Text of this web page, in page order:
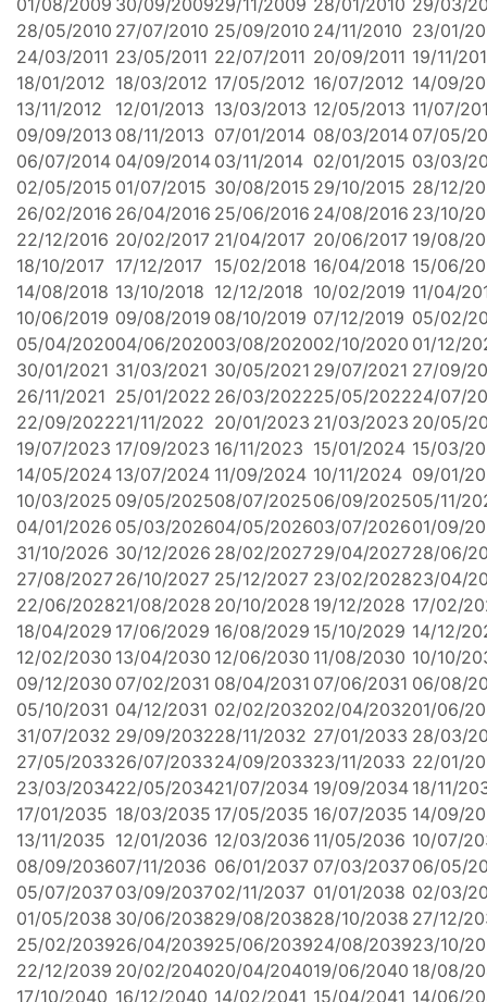
01/08/2009 30/09/200929/11/2009 28/01/2010 29/03/
28/05/2010 27/07/2010 25/09/2010 24/11/2010 23/01/
24/03/2011 23/05/2011 22/07/2011 20/09/2011 19/11/
18/01/2012 18/03/2012 17/05/2012 16/07/2012 14/09/
13/11/2012
12/01/2013 13/03/2013 12/05/2013 11/07/
09/09/2013 08/11/2013 07/01/2014 08/03/2014 07/05/
06/07/2014 04/09/2014 03/11/2014 02/01/2015 03/03/
02/05/2015 01/07/2015 30/08/2015 29/10/2015 28/12/
26/02/2016 26/04/2016 25/06/2016 24/08/2016 23/10/
22/12/2016 20/02/2017 21/04/2017 20/06/2017 19/08/
18/10/2017 17/12/2017 15/02/2018 16/04/2018 15/06/
14/08/2018 13/10/2018 12/12/2018 10/02/2019 11/04/
10/06/2019 09/08/2019 08/10/2019 07/12/2019 05/02/
05/04/202004/06/202003/08/202002/10/2020 01/12/
30/01/2021 31/03/2021 30/05/2021 29/07/2021 27/09/
26/11/2021 25/01/2022 26/03/202225/05/202224/07/
22/09/202221/11/2022 20/01/2023 21/03/2023 20/05/
19/07/2023 17/09/2023 16/11/2023 15/01/2024 15/03/
14/05/2024 13/07/2024 11/09/2024 10/11/2024 09/01/
10/03/2025 09/05/202508/07/202506/09/202505/11/
04/01/2026 05/03/202604/05/202603/07/202601/09/
31/10/2026 30/12/2026 28/02/202729/04/202728/06/
27/08/202726/10/2027 25/12/2027 23/02/202823/04/
22/06/202821/08/2028 20/10/2028 19/12/2028 17/02/
18/04/2029 17/06/2029 16/08/2029 15/10/2029 14/12/
12/02/2030 13/04/2030 12/06/2030 11/08/2030 10/10/
09/12/2030 07/02/2031 08/04/2031 07/06/2031 06/08/
05/10/2031 04/12/2031 02/02/203202/04/203201/06/
31/07/2032 29/09/203228/11/2032 27/01/2033 28/03/
27/05/203326/07/203324/09/203323/11/2033 22/01/
23/03/203422/05/203421/07/2034 19/09/2034 18/11/
17/01/2035 18/03/2035 17/05/2035 16/07/2035 14/09/
13/11/2035 12/01/2036 12/03/2036 11/05/2036 10/07/
08/09/203607/11/2036 06/01/2037 07/03/203706/05/
05/07/203703/09/203702/11/2037 01/01/2038 02/03/
01/05/2038 30/06/203829/08/203828/10/2038 27/12/
25/02/203926/04/203925/06/203924/08/203923/10/
22/12/2039 20/02/204020/04/204019/06/2040 18/08/
17/10/2040 16/12/2040 14/02/2041 15/04/2041 14/06/